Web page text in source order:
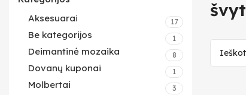
Aksesuarai
17
Be kategorijos 1
Deimantinė mozaika 8
Dovanų kuponai 1
Molbertai 3